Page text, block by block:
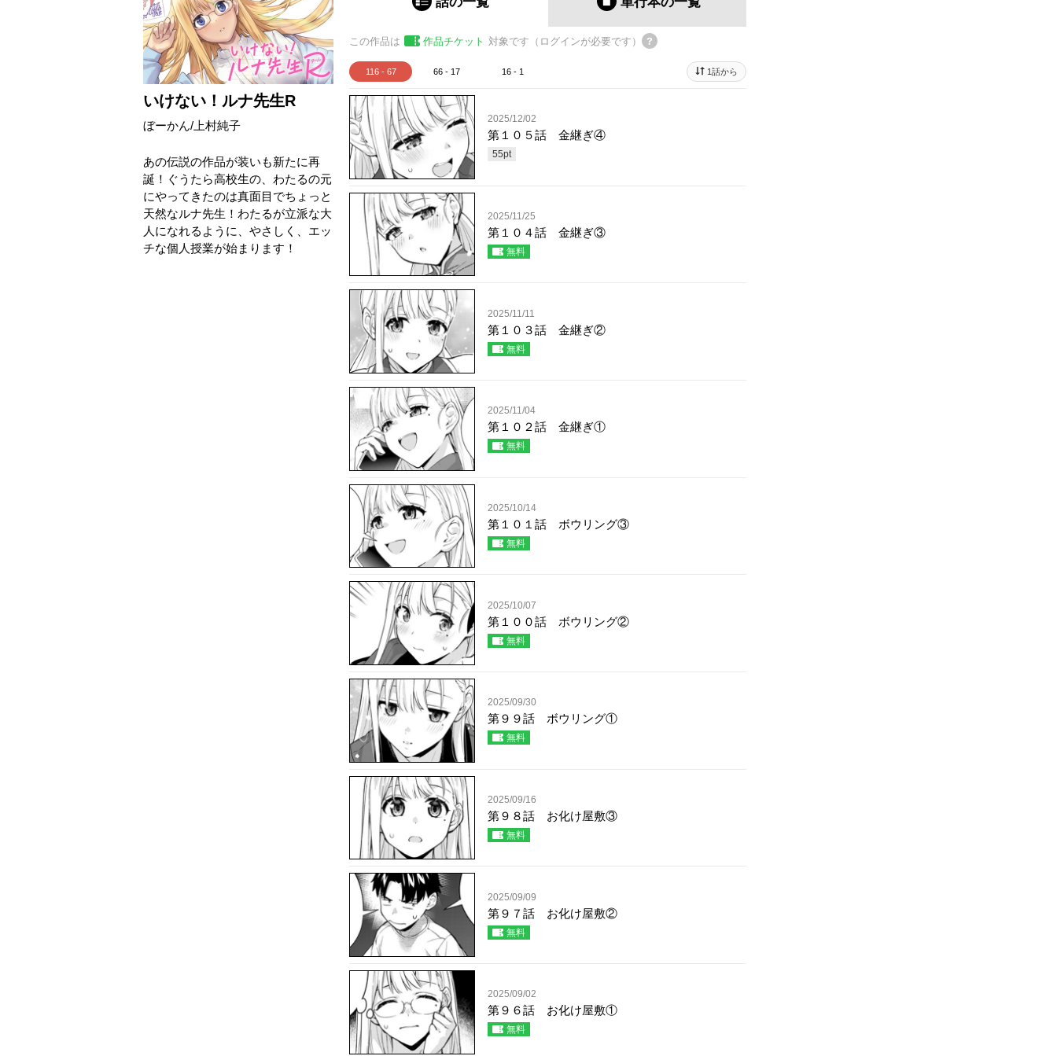
いけない！ルナ先生R
ぼーかん/ 上村純子
あの伝説の作品が装いも新たに再
誕！ぐうたら高校生の、わたるの元
にやってきたのは真面目でちょっと
天然なルナ先生！わたるが立派な大
人になれるように、やさしく、エッ
チな個人授業が始まります！
この作品は 作品チケット 対象です（ログインが必要です）
116 - 67 66 - 17 16 - 1 1話から
2025/12/02
第１０５話 金継ぎ④
55pt
2025/11/25
第１０４話 金継ぎ③
無料
2025/11/11
第１０３話 金継ぎ②
無料
2025/11/04
第１０２話 金継ぎ①
無料
2025/10/14
第１０１話 ボウリング③
無料
2025/10/07
第１００話 ボウリング②
無料
2025/09/30
第９９話 ボウリング①
無料
2025/09/16
第９８話 お化け屋敷③
無料
2025/09/09
第９７話 お化け屋敷②
無料
2025/09/02
第９６話 お化け屋敷①
無料